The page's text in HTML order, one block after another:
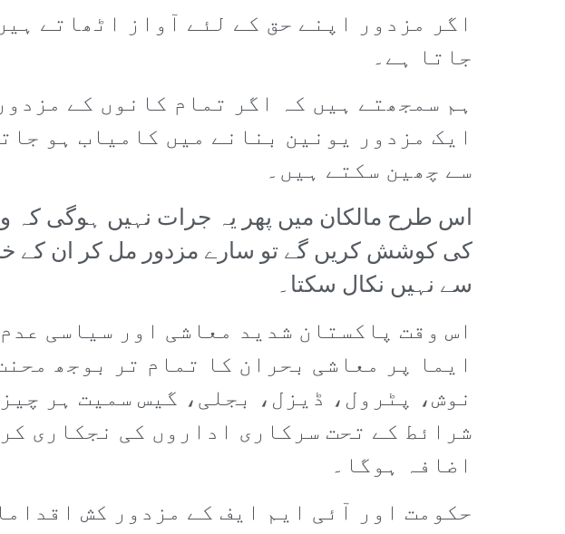
اگر مزدور اپنے حق کے لئے آواز اٹھاتے
جاتا ہے۔
ہم سمجھتے ہیں کہ اگر تمام کانوں کے
ایک مزدور یونین بنانے میں کامیاب ہو
سے چھین سکتے ہیں۔
اس طرح مالکان میں پھر یہ جرات نہیں ہوگی کہ
کی کوشش کریں گے تو سارے مزدور مل کر ان کے
سے نہیں نکال سکتا۔
اس وقت پاکستان شدید معاشی اور سیاسی
ایما پر معاشی بحران کا تمام تر بوجھ
نوش، پٹرول، ڈیزل، بجلی، گیس سمیت ہر
شرائط کے تحت سرکاری اداروں کی نجکاری
اضافہ ہوگا۔
حکومت اور آئی ایم ایف کے مزدور کش